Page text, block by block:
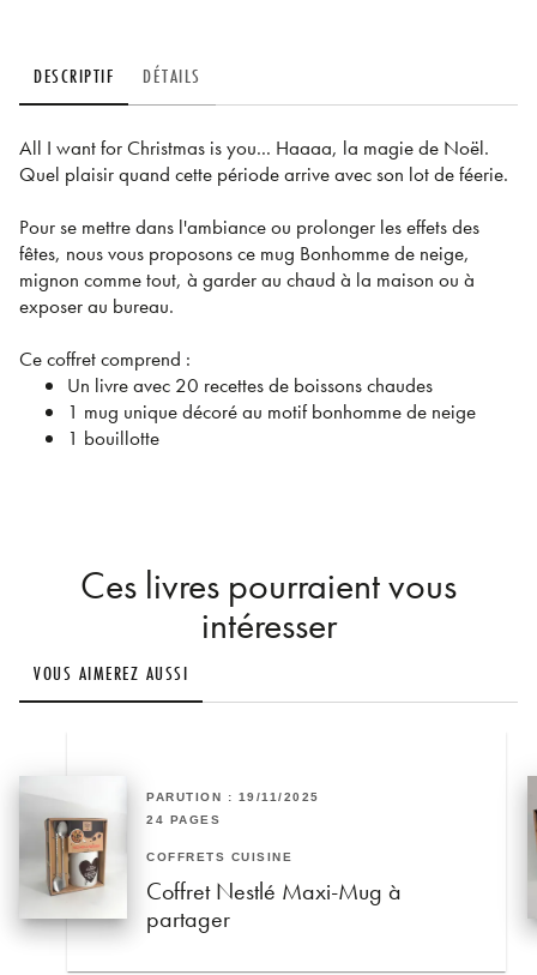
DESCRIPTIF DÉTAILS
All I want for Christmas is you... Haaaa, la magie de Noël.
Quel plaisir quand cette période arrive avec son lot de féerie.
Pour se mettre dans l'ambiance ou prolonger les effets des
fêtes, nous vous proposons ce mug Bonhomme de neige,
mignon comme tout, à garder au chaud à la maison ou à
exposer au bureau.
Ce coffret comprend :
Un livre avec 20 recettes de boissons chaudes
1 mug unique décoré au motif bonhomme de neige
1 bouillotte
Ces livres pourraient vous
intéresser
VOUS AIMEREZ AUSSI
PARUTION : 19/11/2025
24 PAGES
COFFRETS CUISINE
Coffret Nestlé Maxi-Mug à
partager